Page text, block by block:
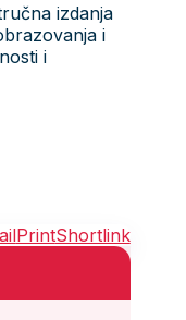
izdanja
i
i
PrintShortlink